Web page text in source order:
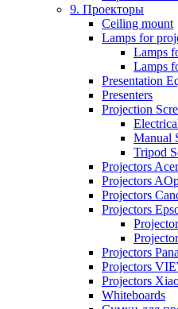
9. Проекторы
Ceiling mount
Lamps for
Lamps
Lamps
Presentation
Presenters
Projection
Manual
Tripod
Projectors Acer
Projectors
Projectors
Projectors
Projectors
Projectors
Projectors
Whiteboards